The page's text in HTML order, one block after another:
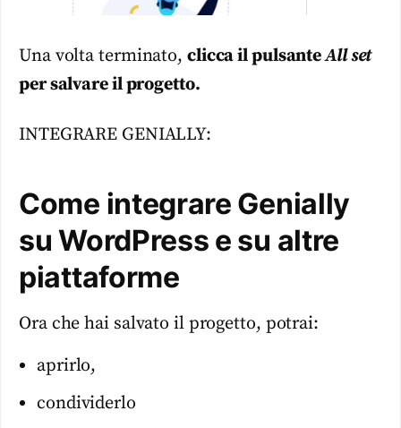
Una volta terminato, clicca il pulsanteAll set
per salvare il progetto.
INTEGRARE GENIALLY:
Come integrare Genially
su WordPress e su altre
piattaforme
Ora che hai salvato il progetto, potrai:
aprirlo,
condividerlo